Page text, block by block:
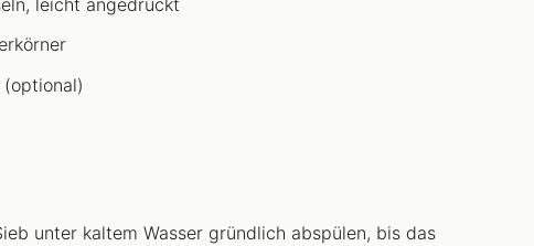
(optional)
unter kaltem Wasser gründlich abspülen, bis das